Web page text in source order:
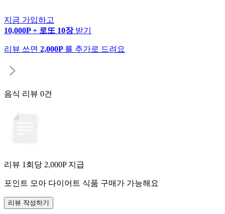
지금 가입하고
10,000P + 로또 10장 받기
리뷰 쓰면 2,000P 를 추가로 드려요
음식 리뷰 0건
리뷰 1회당 2,000P 지급
포인트 모아 다이어트 식품 구매가 가능해요
리뷰 작성하기